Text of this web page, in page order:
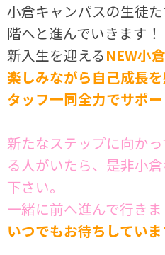
小倉キャンパスの生徒
階へと進んでいきます！
新入生を迎えるNEW小
楽しみながら自己成長
タッフ一同全力でサポ
新たなステップに向か
る人がいたら、是非小
下さい。
一緒に前へ進んで行きま
いつでもお待ちしていま